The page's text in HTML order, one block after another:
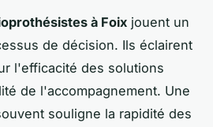
à Foix jouent un
de décision. Ils éclairent
l'efficacité des solutions
de l'accompagnement. Une
souligne la rapidité des